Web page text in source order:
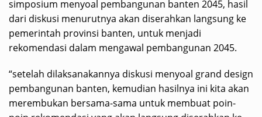
simposium menyoal pembangunan banten 2045, hasil
dari diskusi menurutnya akan diserahkan langsung ke
pemerintah provinsi banten, untuk menjadi
rekomendasi dalam mengawal pembangunan 2045.
“setelah dilaksanakannya diskusi menyoal grand design
pembangunan banten, kemudian hasilnya ini kita akan
merembukan bersama-sama untuk membuat poin-